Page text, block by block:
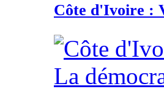
Côte d'Ivoire :